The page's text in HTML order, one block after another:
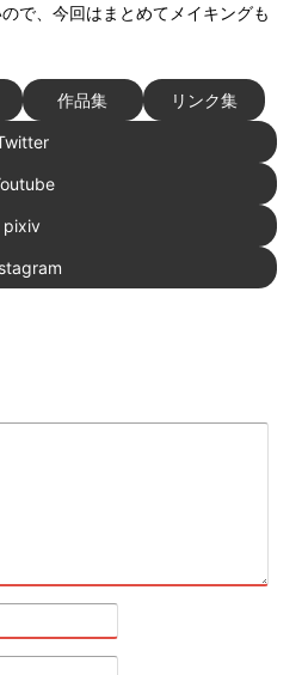
で、今回はまとめてメイキングも
作品集 リンク集
pixiv